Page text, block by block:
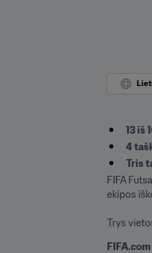
13 iš
4
Tris
FIFA
ekipos
Trys
FIFA.com